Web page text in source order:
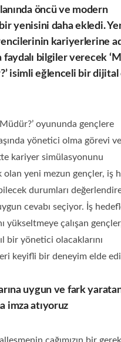
öncü ve modern
yenisini daha ekledi.
kariyerlerine
faydalı bilgiler verecek
isimli eğlenceli bir dijital
oyununda gençlere
yönetici olma görevi
kariyer simülasyonunu
olan yeni mezun gençler, iş
durumları
cevabı seçiyor. İş
yükseltmeye çalışan
bir yönetici olacaklarını
keyifli bir deneyim elde
uygun ve fark
imza atıyoruz